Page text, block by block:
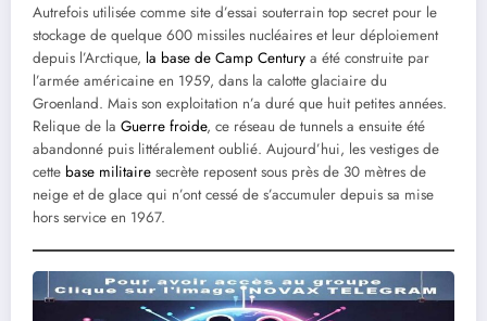
Autrefois utilisée comme site d’essai souterrain top secret pour le
stockage de quelque 600 missiles nucléaires et leur déploiement
depuis l’Arctique, la base de Camp Century a été construite par
l’armée américaine en 1959, dans la calotte glaciaire du
Groenland. Mais son exploitation n’a duré que huit petites années.
Relique de la Guerre froide, ce réseau de tunnels a ensuite été
abandonné puis littéralement oublié. Aujourd’hui, les vestiges de
cette base militaire secrète reposent sous près de 30 mètres de
neige et de glace qui n’ont cessé de s’accumuler depuis sa mise
hors service en 1967.